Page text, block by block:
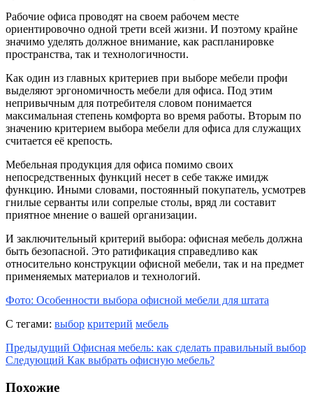
Рабочие офиса проводят на своем рабочем месте
ориентировочно одной трети всей жизни. И поэтому крайне
значимо уделять должное внимание, как распланировке
пространства, так и технологичности.
Как один из главных критериев при выборе мебели профи
выделяют эргономичность мебели для офиса. Под этим
непривычным для потребителя словом понимается
максимальная степень комфорта во время работы. Вторым по
значению критерием выбора мебели для офиса для служащих
считается её крепость.
Мебельная продукция для офиса помимо своих
непосредственных функций несет в себе также имидж
функцию. Иными словами, постоянный покупатель, усмотрев
гнилые серванты или сопрелые столы, вряд ли составит
приятное мнение о вашей организации.
И заключительный критерий выбора: офисная мебель должна
быть безопасной. Это ратификация справедливо как
относительно конструкции офисной мебели, так и на предмет
применяемых материалов и технологий.
Фото: Особенности выбора офисной мебели для штата
С тегами: выбор критерий мебель
Предыдущий Офисная мебель: как сделать правильный выбор
Следующий Как выбрать офисную мебель?
Похожие